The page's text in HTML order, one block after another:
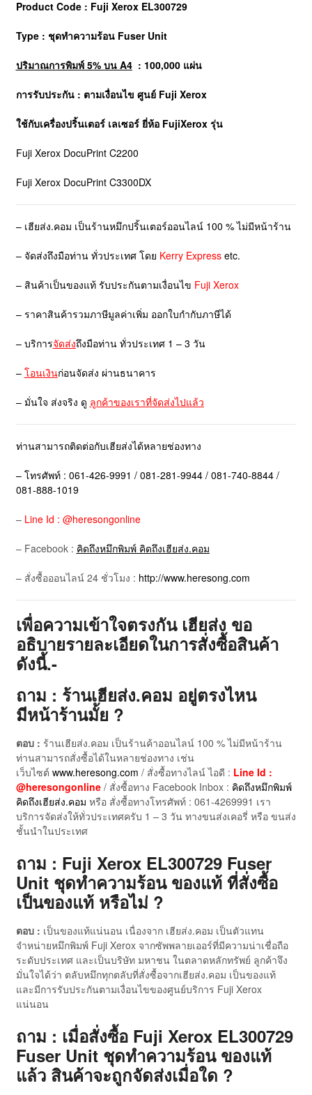
Product Code : Fuji Xerox EL300729
Type : ชุดทำความร้อน Fuser Unit
ปริมาณการพิมพ์ 5% บน A4: 100,000 แผ่น
การรับประกัน : ตามเงื่อนไข ศูนย์ Fuji Xerox
ใช้กับเครื่องปริ้นเตอร์ เลเซอร์ ยี่ห้อ FujiXeroxรุ่น
Fuji Xerox DocuPrint C2200
Fuji Xerox DocuPrint C3300DX
– เฮียส่ง.คอม เป็นร้านหมึกปริ้นเตอร์ออนไลน์ 100 % ไม่มีหน้าร้าน
– จัดส่งถึงมือท่าน ทั่วประเทศ โดย Kerry Expressetc.
– สินค้าเป็นของแท้ รับประกันตามเงื่อนไข Fuji Xerox
– ราคาสินค้ารวมภาษีมูลค่าเพิ่ม ออกใบกำกับภาษีได้
– บริการจัดส่งถึงมือท่าน ทั่วประเทศ 1 – 3 วัน
– โอนเงินก่อนจัดส่ง ผ่านธนาคาร
– มั่นใจ ส่งจริง ดู ลูกค้าของเราที่จัดส่งไปแล้ว
ท่านสามารถติดต่อกับเฮียส่งได้หลายช่องทาง
– โทรศัพท์ : 061-426-9991 / 081-281-9944 / 081-740-8844 /
081-888-1019
– Line Id : @heresongonline
– Facebook : คิดถึงหมึกพิมพ์ คิดถึงเฮียส่ง.คอม
– สั่งซื้อออนไลน์ 24 ชั่วโมง : http://www.heresong.com
เพื่อความเข้าใจตรงกัน เฮียส่ง ขอ
อธิบายรายละเอียดในการสั่งซื้อสินค้า
ดังนี้.-
ถาม : ร้านเฮียส่ง.คอม อยู่ตรงไหน
มีหน้าร้านมั้ย ?
ตอบ : ร้านเฮียส่ง.คอม เป็นร้านค้าออนไลน์ 100 % ไม่มีหน้าร้าน
ท่านสามารถสั่งซื้อได้ในหลายช่องทาง เช่น
เว็บไซต์ www.heresong.com / สั่งซื้อทางไลน์ ไอดี : Line Id :
@heresongonline / สั่งซื้อทาง Facebook Inbox : คิดถึงหมึกพิมพ์
คิดถึงเฮียส่ง.คอม หรือ สั่งซื้อทางโทรศัพท์ : 061-4269991 เรา
บริการจัดส่งให้ทั่วประเทศครับ 1 – 3 วัน ทางขนส่งเคอรี่ หรือ ขนส่ง
ชั้นนำในประเทศ
ถาม : Fuji Xerox EL300729 Fuser
Unit ชุดทำความร้อน ของแท้ ที่สั่งซื้อ
เป็นของแท้ หรือไม่ ?
ตอบ : เป็นของแท้แน่นอน เนื่องจาก เฮียส่ง.คอม เป็นตัวแทน
จำหน่ายหมึกพิมพ์ Fuji Xerox จากซัพพลายเออร์ที่มีความน่าเชื่อถือ
ระดับประเทศ และเป็นบริษัท มหาชน ในตลาดหลักทรัพย์ ลูกค้าจึง
มั่นใจได้ว่า ตลับหมึกทุกตลับที่สั่งซื้อจากเฮียส่ง.คอม เป็นของแท้
และมีการรับประกันตามเงื่อนไขของศูนย์บริการ Fuji Xerox
แน่นอน
ถาม : เมื่อสั่งซื้อ Fuji Xerox EL300729
Fuser Unit ชุดทำความร้อน ของแท้
แล้ว สินค้าจะถูกจัดส่งเมื่อใด ?